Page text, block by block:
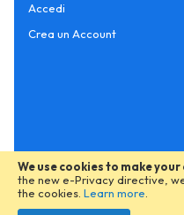
We use cookies to make
the new e-Privacy directive,
the cookies. Learn more
Accedi
Crea un Account